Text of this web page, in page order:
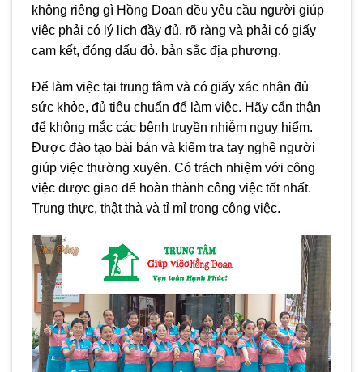
không riêng gì Hồng Doan đều yêu cầu người giúp
việc phải có lý lịch đầy đủ, rõ ràng và phải có giấy
cam kết, đóng dấu đỏ. bản sắc địa phương.
Để làm việc tại trung tâm và có giấy xác nhận đủ
sức khỏe, đủ tiêu chuẩn để làm việc. Hãy cẩn thận
để không mắc các bệnh truyền nhiễm nguy hiểm.
Được đào tạo bài bản và kiểm tra tay nghề người
giúp việc thường xuyên. Có trách nhiệm với công
việc được giao để hoàn thành công việc tốt nhất.
Trung thực, thật thà và tỉ mỉ trong công việc.